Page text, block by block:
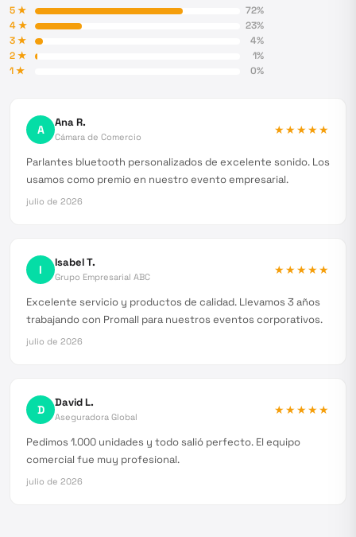
5★ 72%
4★ 23%
3★ 4%
2★ 1%
1★ 0%
A Ana R.
Cámara de Comercio
★★★★★
Parlantes bluetooth personalizados de excelente sonido. Los
usamos como premio en nuestro evento empresarial.
julio de 2026
I Isabel T.
Grupo Empresarial ABC
★★★★★
Excelente servicio y productos de calidad. Llevamos 3 años
trabajando con Promall para nuestros eventos corporativos.
julio de 2026
D David L.
Aseguradora Global
★★★★★
Pedimos 1.000 unidades y todo salió perfecto. El equipo
comercial fue muy profesional.
julio de 2026